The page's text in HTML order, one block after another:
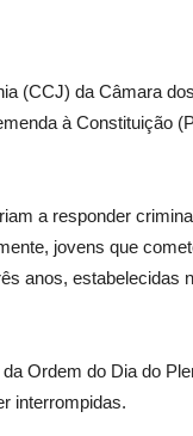
(CCJ) da Câmara
à Constituição
a responder
jovens que
anos, estabelecidas
Ordem do Dia do
interrompidas.